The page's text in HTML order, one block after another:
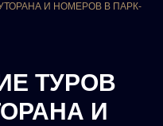
И НОМЕРОВ В ПАРК-
ТУРОВ
И